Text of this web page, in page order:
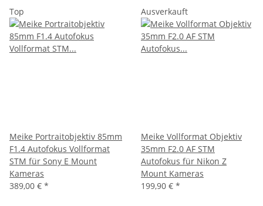
Top
Meike Portraitobjektiv 85mm
F1.4 Autofokus Vollformat
STM für Sony E Mount
Kameras
389,00 € *
Ausverkauft
Meike Vollformat Objektiv
35mm F2.0 AF STM
Autofokus für Nikon Z
Mount Kameras
199,90 € *